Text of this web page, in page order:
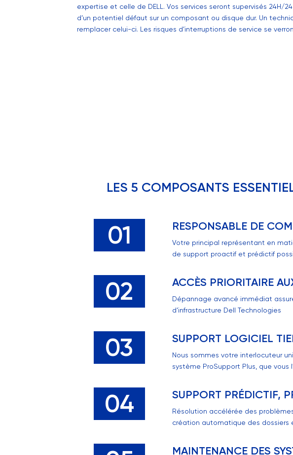
expertise et celle de DELL. Vos services seront supervisés 24H/
d’un potentiel défaut sur un composant ou disque dur. Un
remplacer celui-ci. Les risques d’interruptions de service se
LES 5 COMPOSANTS
01 RESPONSABLE DE
Votre principal représentant en
de support proactif et prédictif
02 ACCÈS PRIORITAIRE
Dépannage avancé immédiat
d’infrastructure Dell Technologies
03 SUPPORT LOGICIEL
Nous sommes votre interlocuteur
système ProSupport Plus, que vous
04 SUPPORT PRÉDICTIF,
Résolution accélérée des
création automatique des dossiers
MAINTENANCE DES